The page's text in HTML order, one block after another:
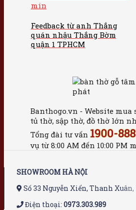
Feedback từ anh Thắng
quán nhậu Thắng Bờm
quận 1 TPHCM
Banthogo.vn - Website mua
tủ thờ, sập thờ, đồ thờ lớn
Tổng đài tư vấn 1900-
vụ từ 8:00 AM đến 10:00 PM
SHOWROOM HÀ NỘI
Số 33 Nguyễn Xiển, Thanh Xuân,
Điện thoại: 0973.303.989